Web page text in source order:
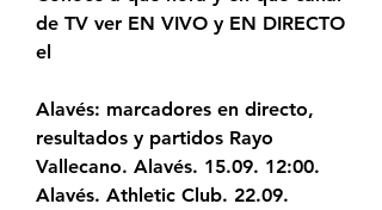
de TV ver EN VIVO y EN DIRECTO
el
Alavés: marcadores en directo,
resultados y partidos Rayo
Vallecano. Alavés. 15.09. 12:00.
Alavés. Athletic Club. 22.09.